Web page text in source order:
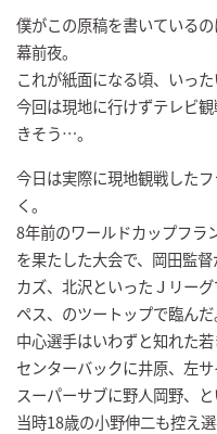
僕がこの原稿を書いている
幕前夜。
これが紙面になる頃、いっ
今回は現地に行けずテレビ
きそう…。
今日は実際に現地観戦した
く。
8年前のワールドカップフラ
を果たした大会で、岡田監督
カズ、北沢といったＪリー
ペス、のツートップで臨んだ
中心選手はいわずと知れた若
センターバックに井原、左
スーパーサブに野人岡野、
当時18歳の小野伸二も控え